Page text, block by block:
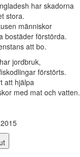
har skadorna
stora.
människor
bostäder förstörda.
att bo.
jordbruk,
förstörts.
att hjälpa
med mat och vatten.